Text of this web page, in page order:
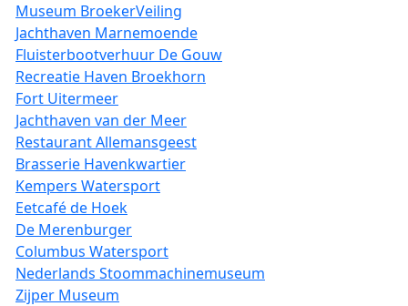
Museum BroekerVeiling
Jachthaven Marnemoende
Fluisterbootverhuur De Gouw
Recreatie Haven Broekhorn
Fort Uitermeer
Jachthaven van der Meer
Restaurant Allemansgeest
Brasserie Havenkwartier
Kempers Watersport
Eetcafé de Hoek
De Merenburger
Columbus Watersport
Nederlands Stoommachinemuseum
Zijper Museum